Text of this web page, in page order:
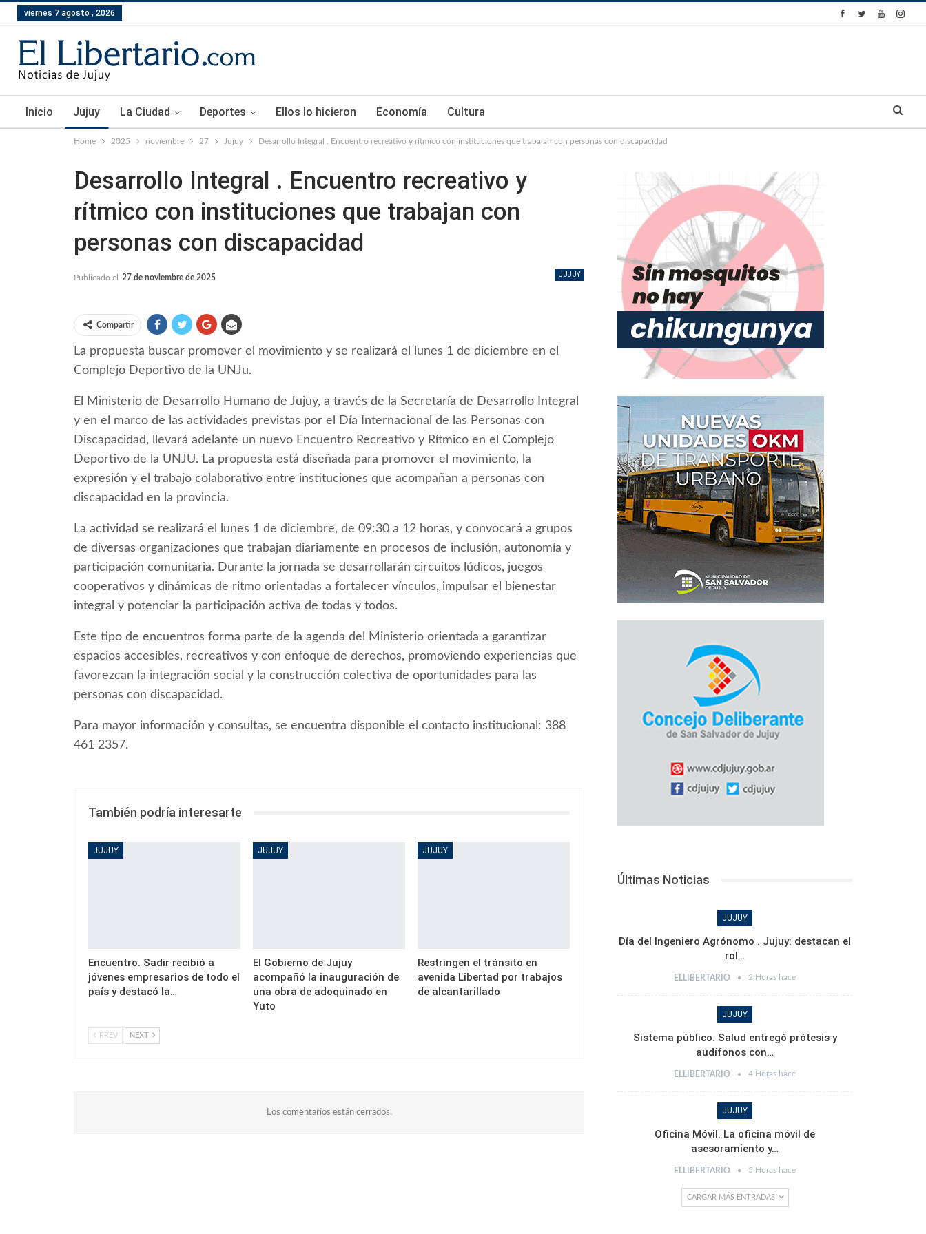
viernes 7 agosto , 2026
Inicio Jujuy La Ciudad Deportes Ellos lo hicieron Economía Cultura
Home 2025 noviembre 27 Jujuy Desarrollo Integral . Encuentro recreativo y rítmico con instituciones que trabajan con personas con discapacidad
Desarrollo Integral . Encuentro recreativo y
rítmico con instituciones que trabajan con
personas con discapacidad
JUJUY
Publicado el 27 de noviembre de 2025
Compartir
La propuesta buscar promover el movimiento y se realizará el lunes 1 de diciembre en el
Complejo Deportivo de la UNJu.
El Ministerio de Desarrollo Humano de Jujuy, a través de la Secretaría de Desarrollo Integral
y en el marco de las actividades previstas por el Día Internacional de las Personas con
Discapacidad, llevará adelante un nuevo Encuentro Recreativo y Rítmico en el Complejo
Deportivo de la UNJU. La propuesta está diseñada para promover el movimiento, la
expresión y el trabajo colaborativo entre instituciones que acompañan a personas con
discapacidad en la provincia.
La actividad se realizará el lunes 1 de diciembre, de 09:30 a 12 horas, y convocará a grupos
de diversas organizaciones que trabajan diariamente en procesos de inclusión, autonomía y
participación comunitaria. Durante la jornada se desarrollarán circuitos lúdicos, juegos
cooperativos y dinámicas de ritmo orientadas a fortalecer vínculos, impulsar el bienestar
integral y potenciar la participación activa de todas y todos.
Este tipo de encuentros forma parte de la agenda del Ministerio orientada a garantizar
espacios accesibles, recreativos y con enfoque de derechos, promoviendo experiencias que
favorezcan la integración social y la construcción colectiva de oportunidades para las
personas con discapacidad.
Para mayor información y consultas, se encuentra disponible el contacto institucional: 388
461 2357.
También podría interesarte
JUJUY
Encuentro. Sadir recibió a
jóvenes empresarios de todo el
país y destacó la…
JUJUY
El Gobierno de Jujuy
acompañó la inauguración de
una obra de adoquinado en
Yuto
JUJUY
Restringen el tránsito en
avenida Libertad por trabajos
de alcantarillado
PREV NEXT
Los comentarios están cerrados.
Últimas Noticias
JUJUY
Día del Ingeniero Agrónomo . Jujuy: destacan el
rol…
ELLIBERTARIO 2 Horas hace
JUJUY
Sistema público. Salud entregó prótesis y
audífonos con…
ELLIBERTARIO 4 Horas hace
JUJUY
Oficina Móvil. La oficina móvil de
asesoramiento y…
ELLIBERTARIO 5 Horas hace
CARGAR MÁS ENTRADAS